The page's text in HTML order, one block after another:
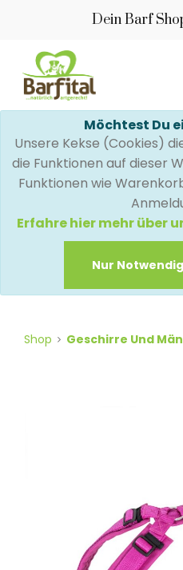
Dein Barf
Möchtest Du
Unsere Kekse (Cookies)
die Funktionen auf dieser
Funktionen wie
Erfahre hier mehr über
Nur
Shop Geschirre Und